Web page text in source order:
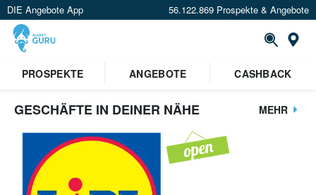
DIE Angebote App 56.122.869 Prospekte & Angebote
PROSPEKTE
ANGEBOTE CASHBACK
GESCHÄFTE IN DEINER NÄHE MEHR